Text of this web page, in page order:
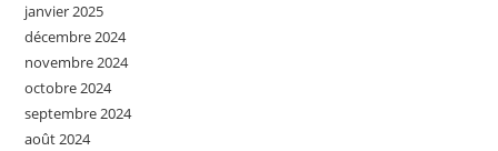
janvier 2025
décembre 2024
novembre 2024
octobre 2024
septembre 2024
août 2024